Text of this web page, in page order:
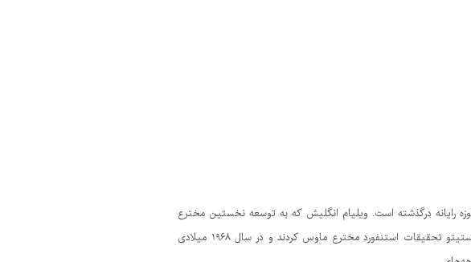
از بنیانگذاران پیشرو در حوزه رایانه درگذشته است. ویلیام انگلیش که به توسعه نخستین مخترع
ماوس کمک کرده بود در ۲۶ جولای و در سن ۹۱ سالگی درگذشته است. او همراه داگلاس انگلبارت در انستیتو تحقیقات استنفورد مخترع ماوس کردند و در سال ۱۹۶۸ میلادی